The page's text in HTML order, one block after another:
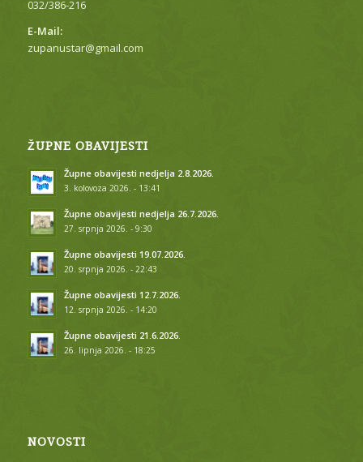
032/386-216
E-Mail:
zupanustar@gmail.com
ŽUPNE OBAVIJESTI
Župne obavijesti nedjelja 2.8.2026.
3. kolovoza 2026. - 13:41
Župne obavijesti nedjelja 26.7.2026.
27. srpnja 2026. - 9:30
Župne obavijesti 19.07.2026.
20. srpnja 2026. - 22:43
Župne obavijesti 12.7.2026.
12. srpnja 2026. - 14:20
Župne obavijesti 21.6.2026.
26. lipnja 2026. - 18:25
NOVOSTI